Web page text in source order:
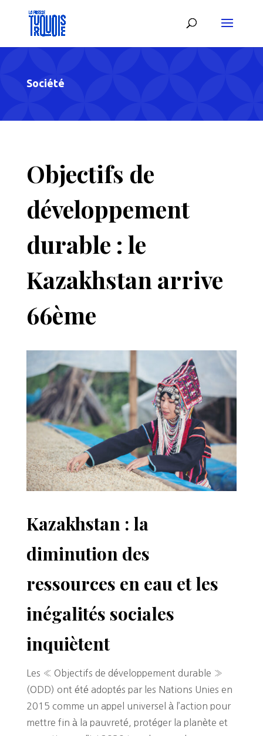
Société
Objectifs de
développement
durable : le
Kazakhstan arrive
66ème
Kazakhstan : la
diminution des
ressources en eau et les
inégalités sociales
inquiètent
Les « Objectifs de développement durable »
(ODD) ont été adoptés par les Nations Unies en
2015 comme un appel universel à l’action pour
mettre fin à la pauvreté, protéger la planète et